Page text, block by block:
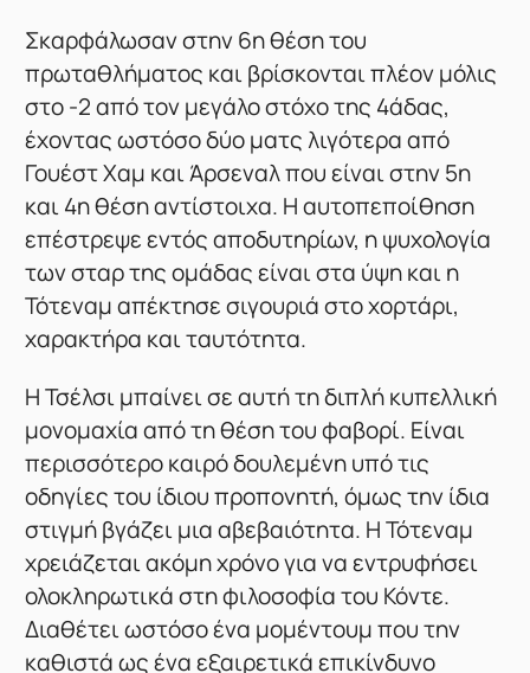
Σκαρφάλωσαν στην 6η θέση του
πρωταθλήματος και βρίσκονται πλέον μόλις
στο -2 από τον μεγάλο στόχο της 4άδας,
έχοντας ωστόσο δύο ματς λιγότερα από
Γουέστ Χαμ και Άρσεναλ που είναι στην 5η
και 4η θέση αντίστοιχα. Η αυτοπεποίθηση
επέστρεψε εντός αποδυτηρίων, η ψυχολογία
των σταρ της ομάδας είναι στα ύψη και η
Τότεναμ απέκτησε σιγουριά στο χορτάρι,
χαρακτήρα και ταυτότητα.
Η Τσέλσι μπαίνει σε αυτή τη διπλή κυπελλική
μονομαχία από τη θέση του φαβορί. Είναι
περισσότερο καιρό δουλεμένη υπό τις
οδηγίες του ίδιου προπονητή, όμως την ίδια
στιγμή βγάζει μια αβεβαιότητα. Η Τότεναμ
χρειάζεται ακόμη χρόνο για να εντρυφήσει
ολοκληρωτικά στη φιλοσοφία του Κόντε.
Διαθέτει ωστόσο ένα μομέντουμ που την
καθιστά ως ένα εξαιρετικά επικίνδυνο